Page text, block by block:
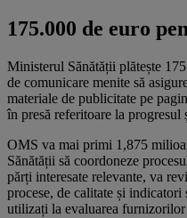
175.000 de euro
Ministerul Sănătății plătește
de comunicare menite să
materiale de publicitate pe
în presă referitoare la progresul
OMS va mai primi 1,875
Sănătății să coordoneze
părți interesate relevante, va
procese, de calitate și
utilizați la evaluarea